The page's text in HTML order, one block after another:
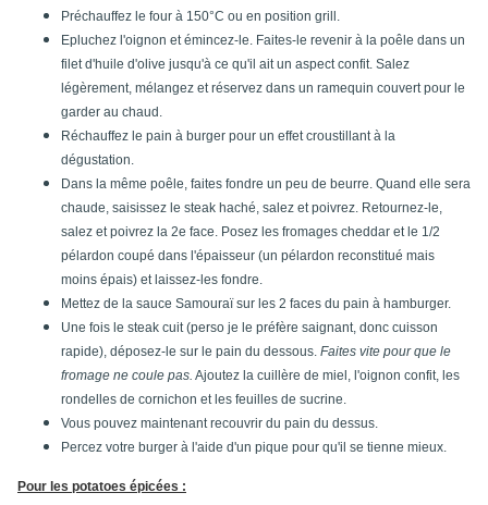
Préchauffez le four à 150°C ou en position grill.
Epluchez l'oignon et émincez-le. Faites-le revenir à la poêle dans un
filet d'huile d'olive jusqu'à ce qu'il ait un aspect confit. Salez
légèrement, mélangez et réservez dans un ramequin couvert pour le
garder au chaud.
Réchauffez le pain à burger pour un effet croustillant à la
dégustation.
Dans la même poêle, faites fondre un peu de beurre. Quand elle sera
chaude, saisissez le steak haché, salez et poivrez. Retournez-le,
salez et poivrez la 2e face. Posez les fromages cheddar et le 1/2
pélardon coupé dans l'épaisseur (un pélardon reconstitué mais
moins épais) et laissez-les fondre.
Mettez de la sauce Samouraï sur les 2 faces du pain à hamburger.
Une fois le steak cuit (perso je le préfère saignant, donc cuisson
rapide), déposez-le sur le pain du dessous. Faites vite pour que le
fromage ne coule pas. Ajoutez la cuillère de miel, l'oignon confit, les
rondelles de cornichon et les feuilles de sucrine.
Vous pouvez maintenant recouvrir du pain du dessus.
Percez votre burger à l'aide d'un pique pour qu'il se tienne mieux.
Pour les potatoes épicées :